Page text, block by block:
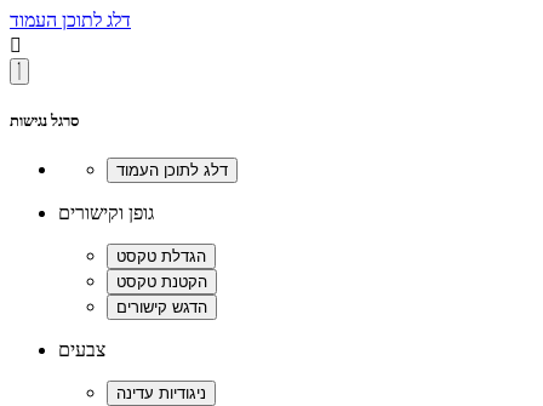
דלג לתוכן העמוד

סרגל נגישות
גופן וקישורים
צבעים